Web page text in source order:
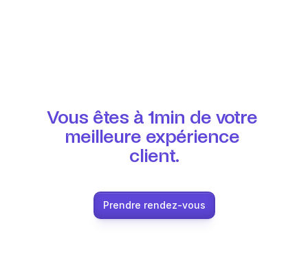
Vous êtes à 1min de votre
meilleure expérience
client.
Prendre rendez-vous